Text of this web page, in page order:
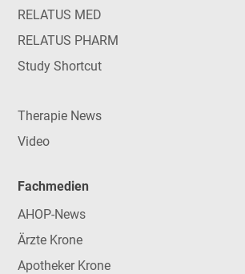
RELATUS MED
RELATUS PHARM
Study Shortcut
Therapie News
Video
Fachmedien
AHOP-News
Ärzte Krone
Apotheker Krone